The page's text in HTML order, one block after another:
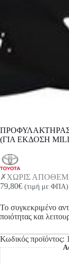
ΠΡΟΦΥΛΑΚΤΗΡΑΣ
(ΓΙΑ ΕΚΔΟΣΗ
ΧΩΡΙΣ
79,80€ (τιμή με ΦΠΑ)
Το συγκεκριμένο
ποιότητας και
Κωδικός προϊόντος: